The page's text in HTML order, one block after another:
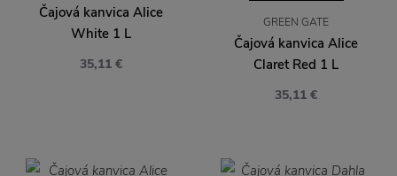
Čajová kanvica Alice
White 1 L
35,11 €
GREEN GATE
Čajová kanvica Alice
Claret Red 1 L
35,11 €